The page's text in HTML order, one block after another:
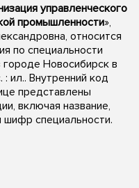
управленческого
промышленности»,
относится
по специальности
городе Новосибирск в
ил.. Внутренний код
представлены
включая название,
шифр специальности.